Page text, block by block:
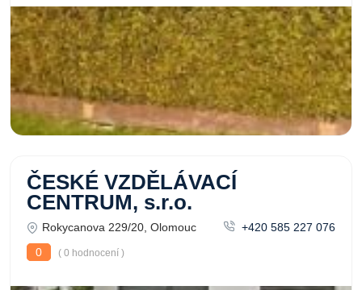
ČESKÉ VZDĚLÁVACÍ
CENTRUM, s.r.o.
Rokycanova 229/20, Olomouc
+420 585 227 076
0
( 0 hodnocení )